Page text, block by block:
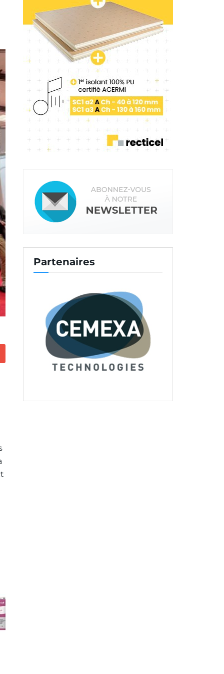
Partenaires